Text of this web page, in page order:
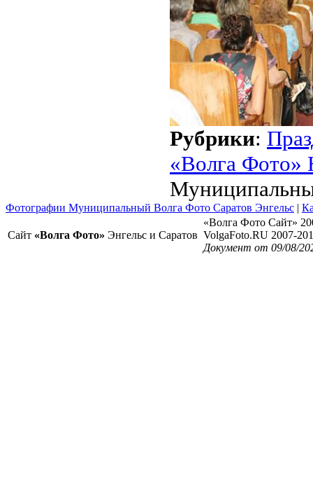
Рубрики:
«Волга Фото»
Фотографии Муниципальный Волга Фото Саратов Энгельс |
Сайт «Волга Фото» Энгельс и Саратов
«Волга Фото Сайт»
VolgaFoto.RU 2007-
Документ от 09/08/